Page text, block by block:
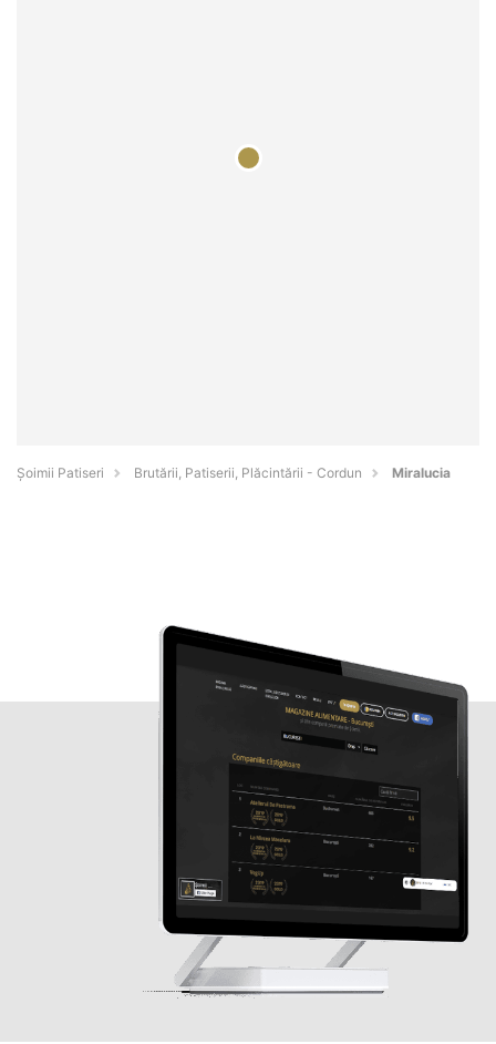
Șoimii Patiseri Brutării, Patiserii, Plăcintării - Cordun Miralucia